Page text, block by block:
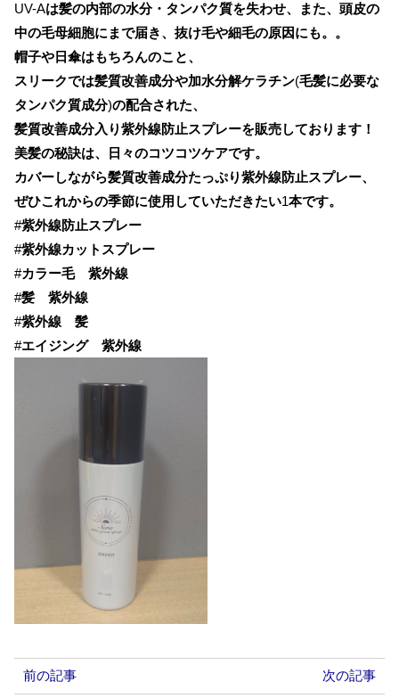
UV-Aは髪の内部の水分・タンパク質を失わせ、また、頭皮の
中の毛母細胞にまで届き、抜け毛や細毛の原因にも。。
帽子や日傘はもちろんのこと、
スリークでは髪質改善成分や加水分解ケラチン(毛髪に必要な
タンパク質成分)の配合された、
髪質改善成分入り紫外線防止スプレーを販売しております！
美髪の秘訣は、日々のコツコツケアです。
カバーしながら髪質改善成分たっぷり紫外線防止スプレー、
ぜひこれからの季節に使用していただきたい1本です。
#紫外線防止スプレー
#紫外線カットスプレー
#カラー毛 紫外線
#髪 紫外線
#紫外線 髪
#エイジング 紫外線
前の記事 次の記事